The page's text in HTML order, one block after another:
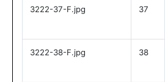
3222-37-F.jpg 37
3222-38-F.jpg 38